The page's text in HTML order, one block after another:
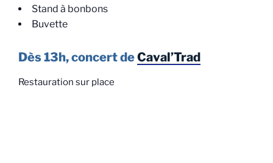
Stand à bonbons
Buvette
Dès 13h, concert deCaval’Trad
Restauration sur place